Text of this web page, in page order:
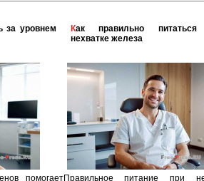
помогает
Как правильно питаться при
нехватке железа
Правильное питание при